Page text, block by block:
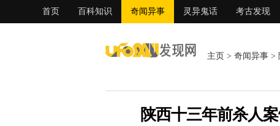
首页 百科知识 奇闻异事 灵异鬼话 考古发现
主页 > 奇闻异事 >
陕西十三年前杀人